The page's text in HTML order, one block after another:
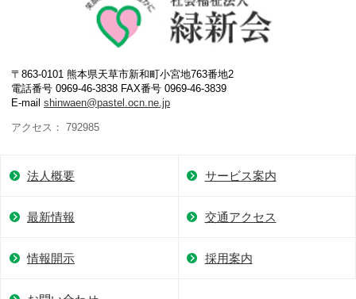
〒863-0101 熊本県天草市新和町小宮地763番地2
電話番号 0969-46-3838 FAX番号 0969-46-3839
E-mail shinwaen@pastel.ocn.ne.jp
アクセス： 792985
法人概要 サービス案内
最新情報 交通アクセス
情報開示 採用案内